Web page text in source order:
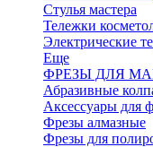
Стулья мастера
Тележки
Электрические
Еще
ФРЕЗЫ ДЛЯ
Абразивные
Аксессуары для
Фрезы алмазные
Фрезы для